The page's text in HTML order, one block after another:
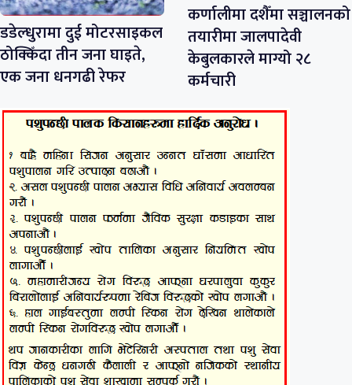
डडेल्धुरामा दुई मोटरसाइकल
ठोक्किँदा तीन जना घाइते,
एक जना धनगढी रेफर
कर्णालीमा दशैँमा सञ्चालनको
तयारीमा जालपादेवी
केबुलकारले माग्यो २८
कर्मचारी